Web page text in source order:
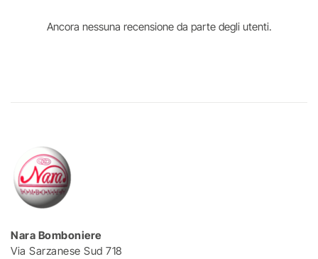
Ancora nessuna recensione da parte degli utenti.
Nara Bomboniere
Via Sarzanese Sud 718